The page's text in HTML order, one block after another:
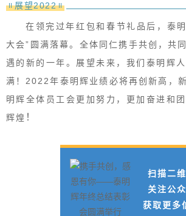
展望2022
在领完过年红包和春节礼品后，泰
大会”圆满落幕。全体同仁携手共创，共
遇的新的一年。展望未来，我们泰明辉
满！2022年泰明辉业绩必将再创新高，
明辉全体员工会更加努力，更加奋进和
辉煌 ！
扫描二
关注公
获取更多